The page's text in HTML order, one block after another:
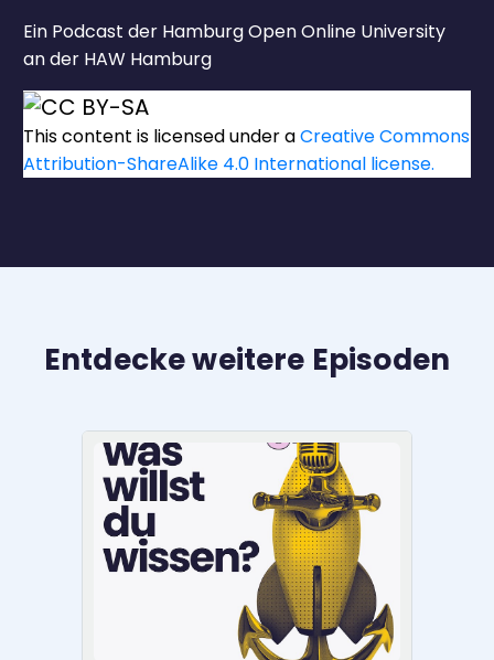
Ein Podcast der Hamburg Open Online University
an der HAW Hamburg
This content is licensed under aCreative Commons
Attribution-ShareAlike 4.0 International license.
Entdecke weitere Episoden